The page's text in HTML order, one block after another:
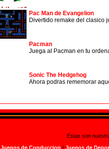
Pac Man de Evangelion
Divertido remake del clasico
Pacman
Juega al Pacman en tu
Sonic The Hedgehog
Ahora podras rememorar
Estas son
Juegos de Conduccion | Juegos de